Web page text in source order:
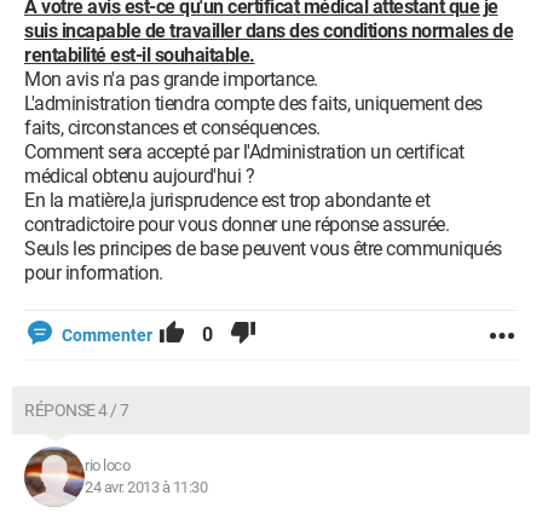
A votre avis est-ce qu'un certificat médical attestant que je
suis incapable de travailler dans des conditions normales de
rentabilité est-il souhaitable.
Mon avis n'a pas grande importance.
L'administration tiendra compte des faits, uniquement des
faits, circonstances et conséquences.
Comment sera accepté par l'Administration un certificat
médical obtenu aujourd'hui ?
En la matière,la jurisprudence est trop abondante et
contradictoire pour vous donner une réponse assurée.
Seuls les principes de base peuvent vous être communiqués
pour information.
Commenter 0
RÉPONSE 4 / 7
rio loco
24 avr. 2013 à 11:30